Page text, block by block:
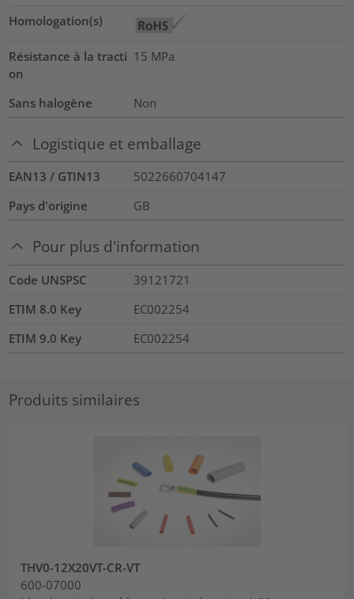
Homologation(s)
Résistance à la tracti
on
15 MPa
Sans halogène Non
Logistique et emballage
EAN13 / GTIN13
5022660704147
Pays d'origine
GB
Pour plus d'information
Code UNSPSC
39121721
ETIM 8.0 Key
EC002254
ETIM 9.0 Key
EC002254
Produits similaires
THV0-12X20VT-CR-VT
600-07000